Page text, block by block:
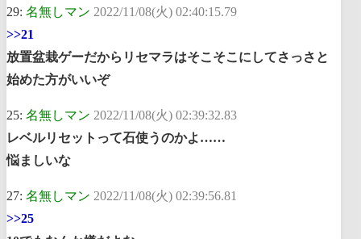
29: 名無しマン 2022/11/08(火) 02:40:15.79
>>21
放置盆栽ゲーだからリセマラはそこそこにしてさっさと
始めた方がいいぞ
25: 名無しマン 2022/11/08(火) 02:39:32.83
レベルリセットって石使うのかよ……
悩ましいな
27: 名無しマン 2022/11/08(火) 02:39:56.81
>>25